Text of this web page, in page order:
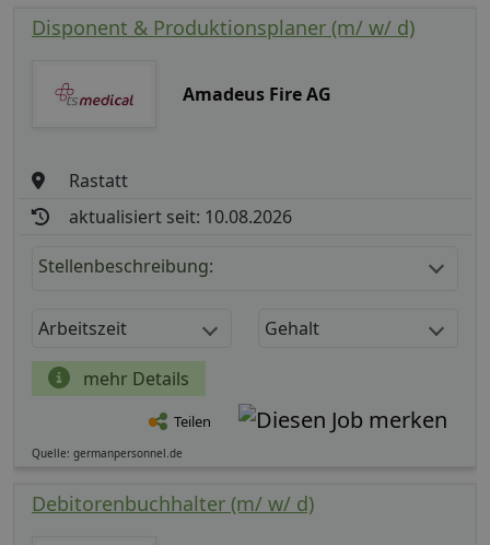
Disponent & Produktionsplaner (m/ w/ d)
Amadeus Fire AG
Rastatt
aktualisiert seit: 10.08.2026
Stellenbeschreibung:
Arbeitszeit Gehalt
mehr Details
Teilen
Quelle: germanpersonnel.de
Debitorenbuchhalter (m/ w/ d)